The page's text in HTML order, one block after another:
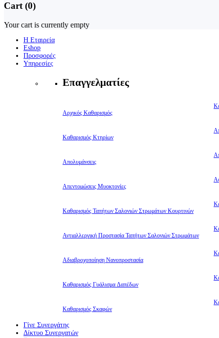
Cart (0)
Your cart is currently empty
Η Εταιρεία
Eshop
Προσφορές
Υπηρεσίες
Επαγγελματίες
Αρχικός Καθαρισμός
Καθαρισμός Κτηρίων
Απολυμάνσεις
Απεντομώσεις Μυοκτονίες
Καθαρισμός Ταπήτων Σαλονιών Στρωμάτων Κουρτινών
Αντιαλλεργική Προστασία Ταπήτων Σαλονιών Στρωμάτων
Αδιαβροχοποίηση Νανοπροστασία
Καθαρισμός Γυάλισμα Δαπέδων
Καθαρισμός Σκαφών
Γίνε Συνεργάτης
Δίκτυο Συνεργατών